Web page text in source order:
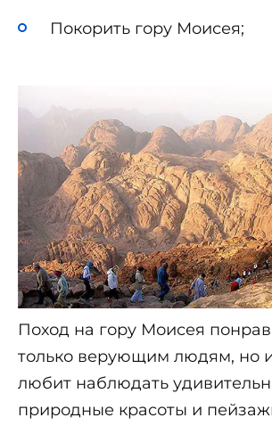
Покорить гору Моисея;
Поход на гору Моисея
только верующим людям, но
любит наблюдать
природные красоты и